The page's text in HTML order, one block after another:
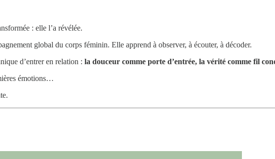
: elle l’a révélée.
global du corps féminin. Elle apprend à observer, à écouter, à décoder.
d’entrer en relation : la douceur comme porte d’entrée, la vérité comme fil
émotions…